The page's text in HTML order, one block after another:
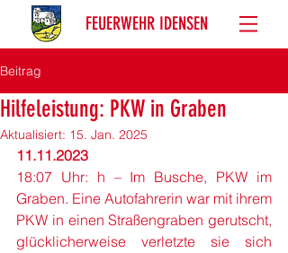
FEUERWEHR IDENSEN
Beitrag
Hilfeleistung: PKW in Graben
Aktualisiert: 15. Jan. 2025
11.11.2023
18:07 Uhr: h – Im Busche, PKW im
Graben. Eine Autofahrerin war mit ihrem
PKW in einen Straßengraben gerutscht,
glücklicherweise verletzte sie sich